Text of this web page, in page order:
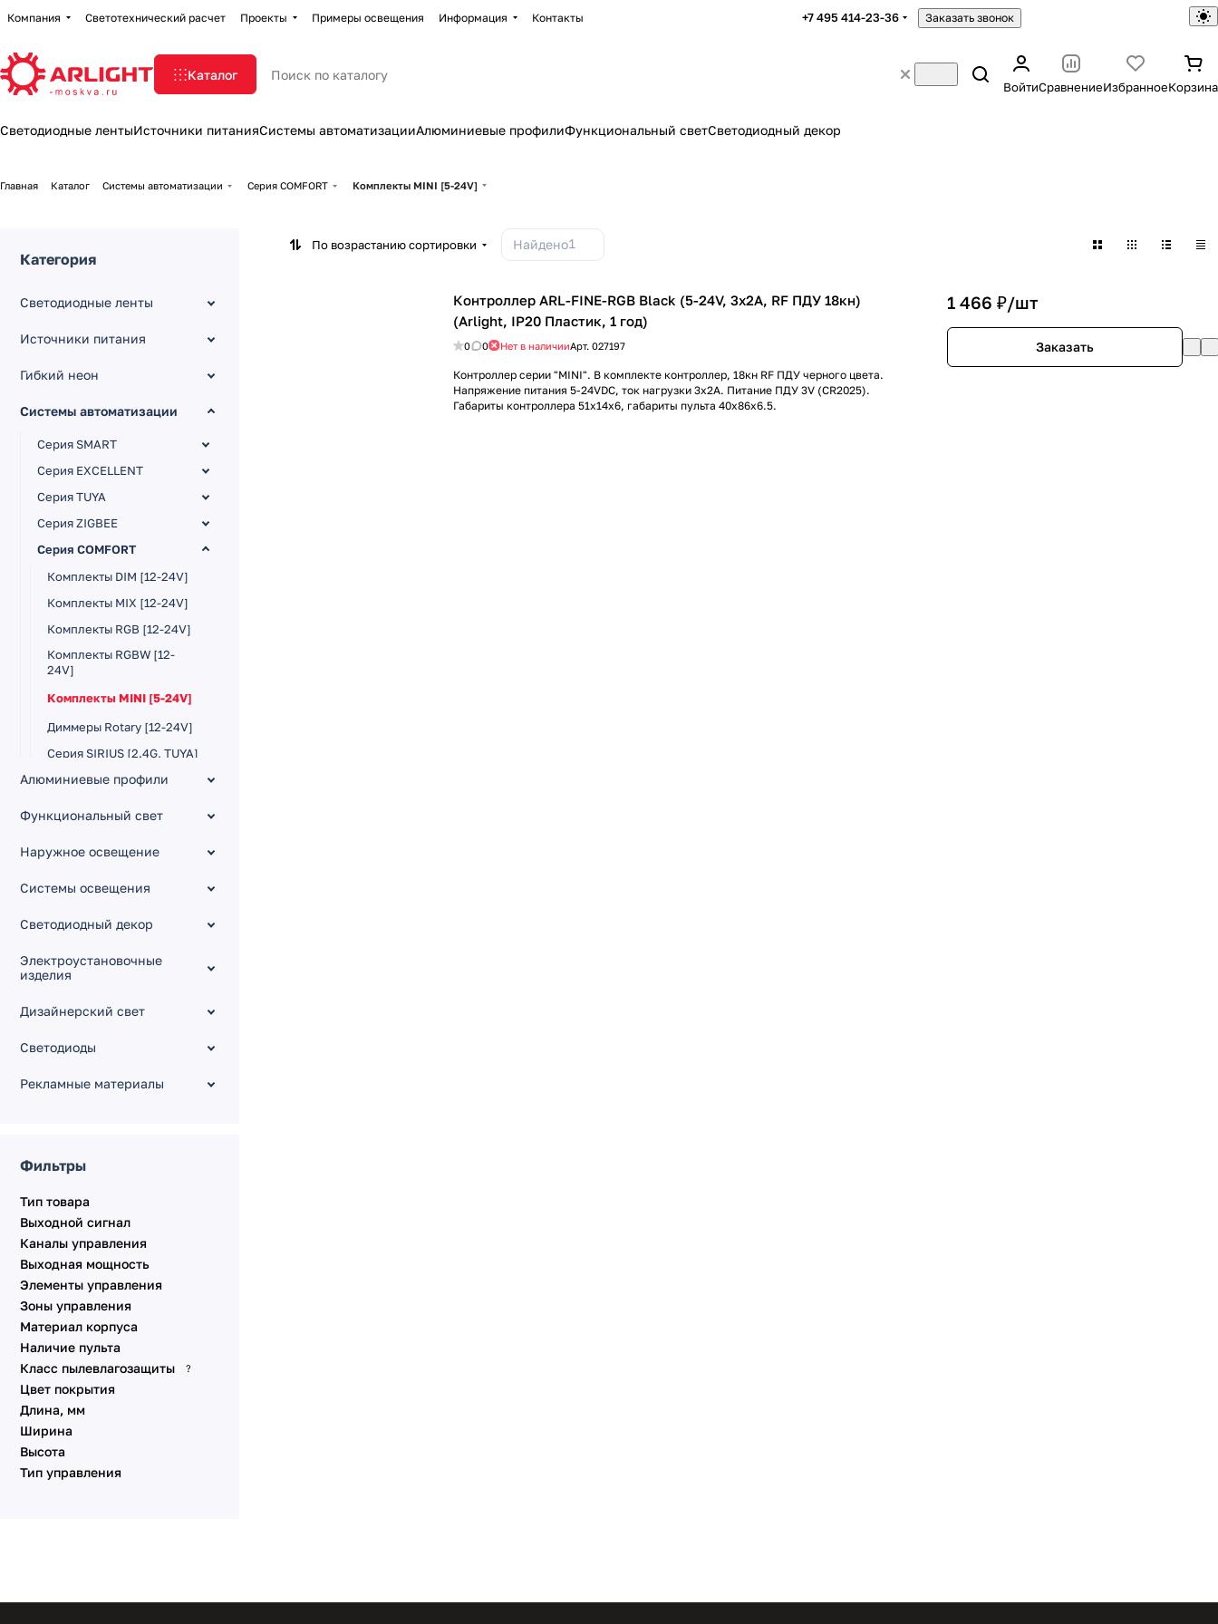
Компания Светотехнический расчет Проекты Примеры освещения Информация Контакты +7 495 414-23-36 Заказать звонок
Каталог
ВойтиСравнениеИзбранноеКорзина
Светодиодные лентыИсточники питанияСистемы автоматизацииАлюминиевые профилиФункциональный светСветодиодный декор
Главная Каталог Системы автоматизации Серия COMFORT Комплекты MINI [5-24V]
По возрастанию сортировки Найдено1
Контроллер ARL-FINE-RGB Black (5-24V, 3x2A, RF ПДУ 18кн)
(Arlight, IP20 Пластик, 1 год)
0 0 Нет в наличииАрт. 027197
Контроллер серии "MINI". В комплекте контроллер, 18кн RF ПДУ черного цвета.
Напряжение питания 5-24VDC, ток нагрузки 3x2A. Питание ПДУ 3V (CR2025).
Габариты контроллера 51x14x6, габариты пульта 40x86x6.5.
1 466 ₽/шт
Заказать
Категория
Светодиодные ленты
Источники питания
Гибкий неон
Системы автоматизации
Серия SMART
Серия EXCELLENT
Серия TUYA
Серия ZIGBEE
Серия COMFORT
Комплекты DIM [12-24V]
Комплекты MIX [12-24V]
Комплекты RGB [12-24V]
Комплекты RGBW [12-
24V]
Комплекты MINI [5-24V]
Диммеры Rotary [12-24V]
Серия SIRIUS [2.4G, TUYA]
Аудиоконтроллеры [12-
Панели настенные [12-
Коннекторы [разъемы]
Усилители [5-24V]
[датчик]
Серия SPI
Серия DMX512
Серия KNX
моторами
Алюминиевые профили
Функциональный свет
Наружное освещение
Системы освещения
Светодиодный декор
Электроустановочные
изделия
Дизайнерский свет
Светодиоды
Рекламные материалы
Фильтры
Тип товара
Выходной сигнал
Каналы управления
Выходная мощность
Элементы управления
Зоны управления
Материал корпуса
Наличие пульта
Класс пылевлагозащиты
?
Цвет покрытия
Длина, мм
Ширина
Высота
Тип управления